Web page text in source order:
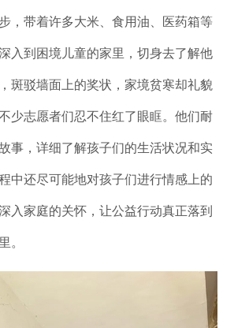
，带着许多大米、食用油、医药箱等
入到困境儿童的家里，切身去了解他
斑驳墙面上的奖状，家境贫寒却礼貌
少志愿者们忍不住红了眼眶。他们耐
事，详细了解孩子们的生活状况和实
中还尽可能地对孩子们进行情感上的
入家庭的关怀，让公益行动真正落到
。